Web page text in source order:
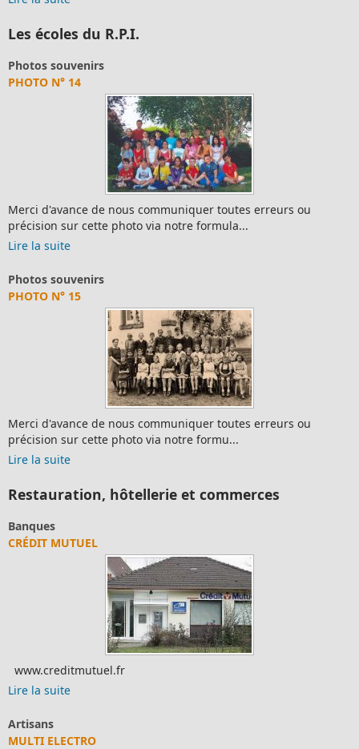
Les écoles du R.P.I.
Photos souvenirs
PHOTO N° 14
Merci d'avance de nous communiquer toutes erreurs ou
précision sur cette photo via notre formula...
Lire la suite
Photos souvenirs
PHOTO N° 15
Merci d'avance de nous communiquer toutes erreurs ou
précision sur cette photo via notre formu...
Lire la suite
Restauration, hôtellerie et commerces
Banques
CRÉDIT MUTUEL
www.creditmutuel.fr
Lire la suite
Artisans
MULTI ELECTRO